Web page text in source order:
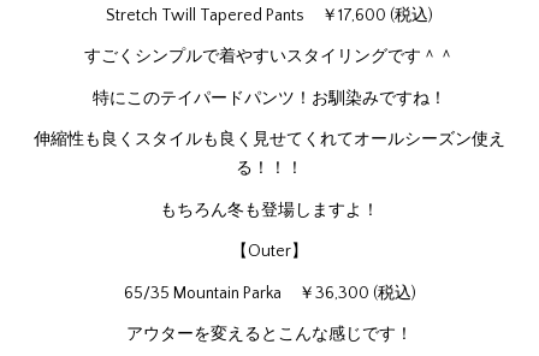
Stretch Twill Tapered Pants ￥17,600 (税込)
すごくシンプルで着やすいスタイリングです＾＾
特にこのテイパードパンツ！お馴染みですね！
伸縮性も良くスタイルも良く見せてくれてオールシーズン使え
る！！！
もちろん冬も登場しますよ！
【Outer】
65/35 Mountain Parka ￥36,300 (税込)
アウターを変えるとこんな感じです！